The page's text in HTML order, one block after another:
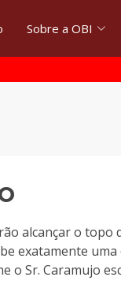
Sobre a OBI
alcançar o topo
exatamente
o Sr. Caramujo